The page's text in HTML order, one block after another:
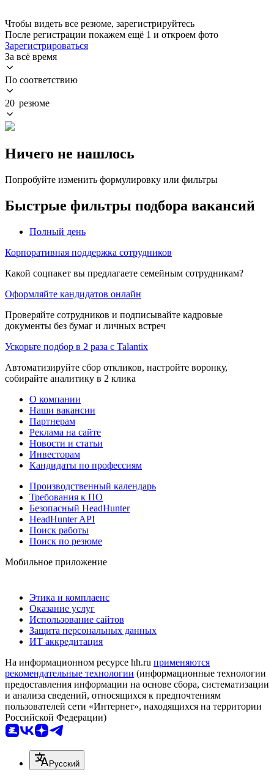
Чтобы видеть все резюме, зарегистрируйтесь
После регистрации покажем ещё 1 и откроем фото
Зарегистрироваться
За всё время
По соответствию
20 резюме
Ничего не нашлось
Попробуйте изменить формулировку или фильтры
Быстрые фильтры подбора вакансий
Полный день
Корпоративная поддержка сотрудников
Какой соцпакет вы предлагаете семейным сотрудникам?
Оформляйте кандидатов онлайн
Проверяйте сотрудников и подписывайте кадровые
документы без бумаг и личных встреч
Ускорьте подбор в 2 раза с Talantix
Автоматизируйте сбор откликов, настройте воронку,
собирайте аналитику в 2 клика
О компании
Наши вакансии
Партнерам
Реклама на сайте
Новости и статьи
Инвесторам
Кандидаты по профессиям
Производственный календарь
Требования к ПО
Безопасный HeadHunter
HeadHunter API
Поиск работы
Поиск по резюме
Мобильное приложение
Этика и комплаенс
Оказание услуг
Использование сайтов
Защита персональных данных
ИТ аккредитация
На информационном ресурсе hh.ru применяются
рекомендательные технологии (информационные технологии
предоставления информации на основе сбора, систематизации
и анализа сведений, относящихся к предпочтениям
пользователей сети «Интернет», находящихся на территории
Российской Федерации)
Русский